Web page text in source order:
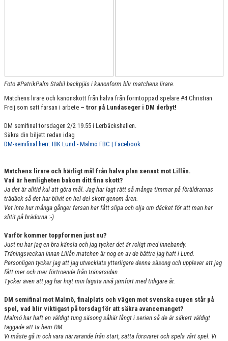
Foto #PatrikPalm Stabil backpjäs i kanonform blir matchens lirare.
Matchens lirare och kanonskott från halva från formtoppad spelare #4 Christian
Freij som satt farsan i arbete – tror på Lundaseger i DM derbyt!
DM semifinal torsdagen 2/2 19.55 i Lerbäckshallen.
Säkra din biljett redan idag
DM-semifinal herr: IBK Lund - Malmö FBC | Facebook
Matchens lirare och härligt mål från halva plan senast mot Lillån.
Vad är hemligheten bakom ditt fina skott?
Ja det är alltid kul att göra mål. Jag har lagt rätt så många timmar på föräldrarnas
trädäck så det har blivit en hel del skott genom åren.
Vet inte hur många gånger farsan har fått slipa och olja om däcket för att man har
slitit på brädorna :-)
Varför kommer toppformen just nu?
Just nu har jag en bra känsla och jag tycker det är roligt med innebandy.
Träningsveckan innan Lillån matchen är nog en av de bättre jag haft i Lund.
Personligen tycker jag att jag utvecklats ytterligare denna säsong och upplever att jag
fått mer och mer förtroende från tränarsidan.
Tycker även att jag har höjt min lägsta nivå jämfört med tidigare år.
DM semifinal mot Malmö, finalplats och vägen mot svenska cupen står på
spel, vad blir viktigast på torsdag för att säkra avancemanget?
Malmö har haft en väldigt tung säsong såhär långt i serien så de är säkert väldigt
taggade att ta hem DM.
Vi måste gå in och vara närvarande från start, sätta försvaret och spela vårt spel. Vi